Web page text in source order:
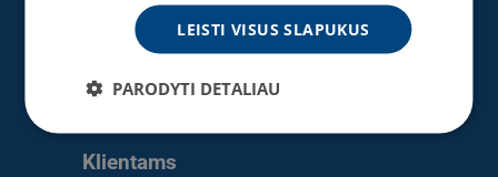
Greičio matuoklė
Klientams
LEISTI VISUS SLAPUKUS
PARODYTI DETALIAU